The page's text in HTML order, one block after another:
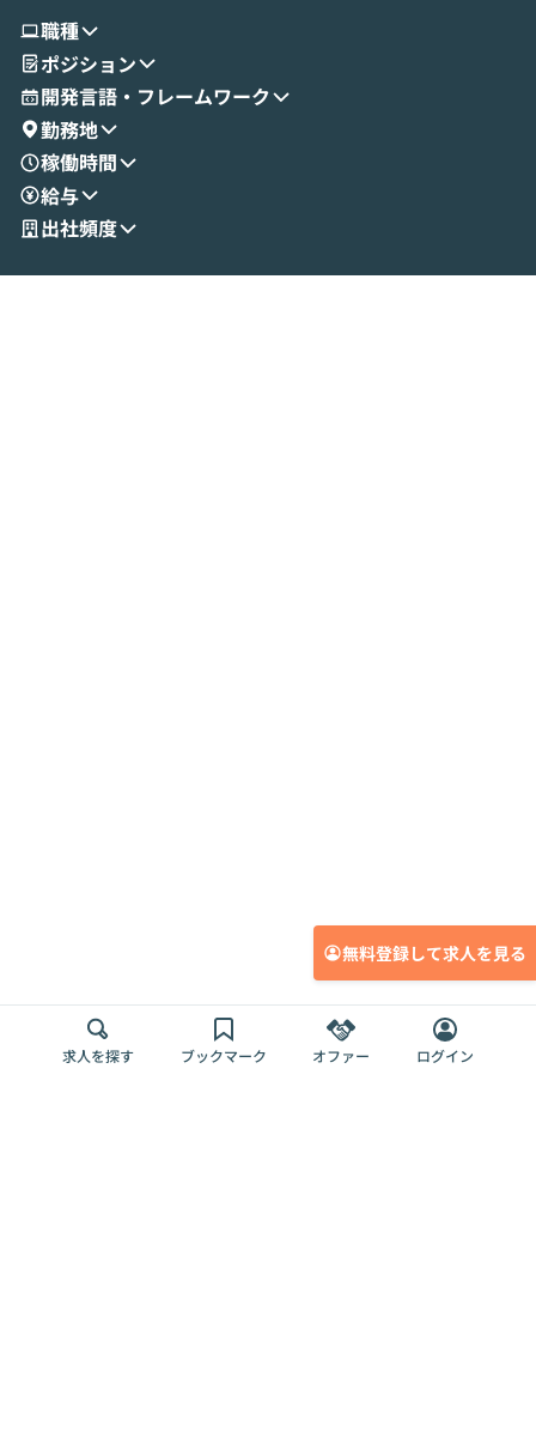
せいただきます。数分でワークフローが完
成する手軽さや、Gmail等の外部サービス
とセキュアに連携できるポイントなど、実
演を通じて具体的なイメージをお届けしま
す。 後半のディスカッションでは、セキュ
リティの考え方や社内導入の進め方など、
現場目線でさらに深掘りしていきます。
「自分の業務をAIで自動化してみたいけ
いう方にこそ参加いただきたいイベントで
職種
ポジション
開発言語・フレームワーク
勤務地
稼働時間
給与
出社頻度
無料登録して求人を見る
求人を探す ブックマーク オファー ログイン